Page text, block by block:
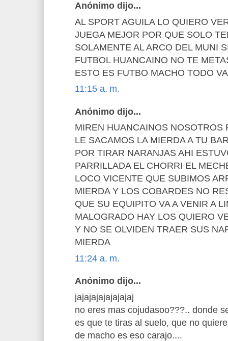
Anónimo dijo...
AL SPORT AGUILA LO QUIERO
JUEGA MEJOR POR QUE SOLO
SOLAMENTE AL ARCO DEL MUNI
FUTBOL HUANCAINO NO TE
ESTO ES FUTBO MACHO TODO
11:15 a. m.
Anónimo dijo...
MIREN HUANCAINOS NOSOTROS
LE SACAMOS LA MIERDA A TU
POR TIRAR NARANJAS AHI
PARRILLADA EL CHORRI EL
LOCO VICENTE QUE SUBIMOS
MIERDA Y LOS COBARDES NO
QUE SU EQUIPITO VA A VENIR A
MALOGRADO HAY LOS QUIERO
Y NO SE OLVIDEN TRAER SUS
MIERDA
11:24 a. m.
Anónimo dijo...
jajajajajajajajaj
no eres mas cojudasoo???.. donde
es que te tiras al suelo, que no
de macho es eso carajo....